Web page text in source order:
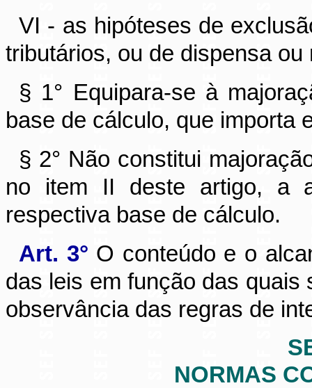
VI - as hipóteses de
tributários, ou de dispensa
§ 1° Equipara-se à
base de cálculo, que importa
§ 2° Não constitui
no item II deste artigo, a
respectiva base de cálculo.
Art. 3° O conteúdo e o
das leis em função das quais
observância das regras de
NORMAS